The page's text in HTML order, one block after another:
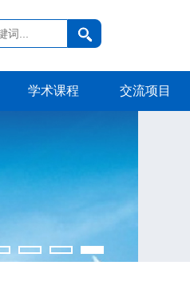
学术课程 交流项目